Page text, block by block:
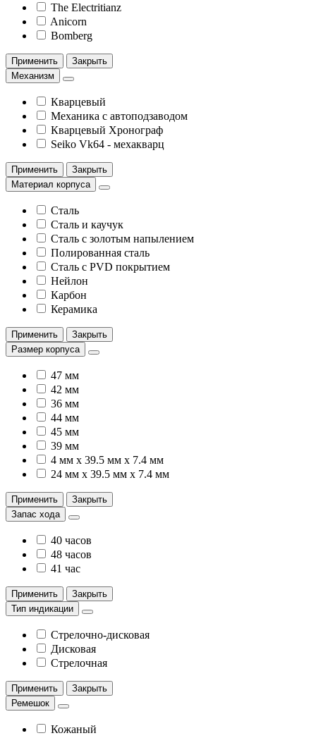
The Electritianz
Anicorn
Bomberg
Применить
Закрыть
Механизм
Кварцевый
Механика с автоподзаводом
Кварцевый Хронограф
Seiko Vk64 - мехакварц
Применить
Закрыть
Материал корпуса
Сталь
Сталь и каучук
Сталь с золотым напылением
Полированная сталь
Сталь с PVD покрытием
Нейлон
Карбон
Керамика
Применить
Закрыть
Размер корпуса
47 мм
42 мм
36 мм
44 мм
45 мм
39 мм
4 мм x 39.5 мм x 7.4 мм
24 мм x 39.5 мм x 7.4 мм
Применить
Закрыть
Запас хода
40 часов
48 часов
41 час
Применить
Закрыть
Тип индикации
Стрелочно-дисковая
Дисковая
Стрелочная
Применить
Закрыть
Ремешок
Кожаный